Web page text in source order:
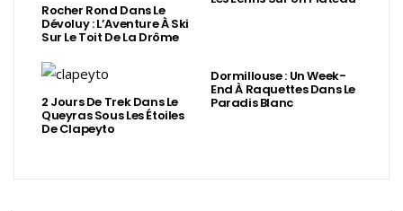
Rocher Rond Dans Le
Dévoluy : L’Aventure À Ski
Sur Le Toit De La Drôme
2 Jours De Trek Dans Le
Queyras Sous Les Étoiles
De Clapeyto
Dormillouse : Un Week-
End À Raquettes Dans Le
Paradis Blanc